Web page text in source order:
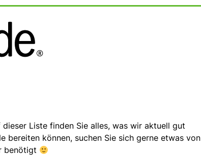
Liste finden Sie alles, was wir aktuell gut
bereiten können, suchen Sie sich gerne etwas von
benötigt